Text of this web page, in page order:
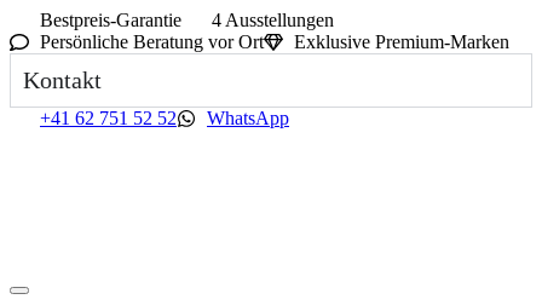
Bestpreis-Garantie
4 Ausstellungen
Persönliche Beratung vor Ort
Exklusive Premium-Marken
Kontakt
+41 62 751 52 52 WhatsApp